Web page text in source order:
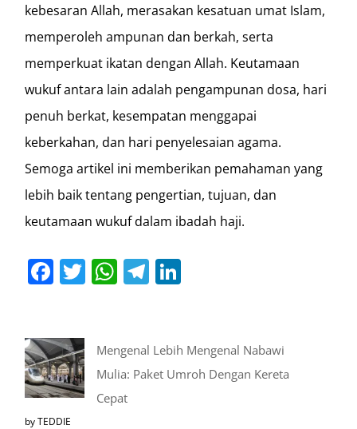
kebesaran Allah, merasakan kesatuan umat Islam,
memperoleh ampunan dan berkah, serta
memperkuat ikatan dengan Allah. Keutamaan
wukuf antara lain adalah pengampunan dosa, hari
penuh berkat, kesempatan menggapai
keberkahan, dan hari penyelesaian agama.
Semoga artikel ini memberikan pemahaman yang
lebih baik tentang pengertian, tujuan, dan
keutamaan wukuf dalam ibadah haji.
Facebook
Twitter
WhatsApp
Telegram
Mengenal Lebih Mengenal Nabawi
Mulia: Paket Umroh Dengan Kereta
Cepat
by TEDDIE